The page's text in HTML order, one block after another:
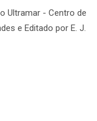
Ultramar - Centro de
e Editado por E. J.